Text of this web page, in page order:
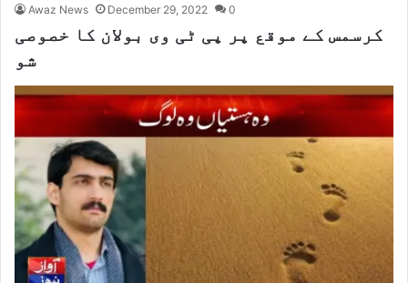
Awaz News December 29, 2022 0
کرسمس کے موقع پر پی ٹی وی بولان کا خصوصی
شو